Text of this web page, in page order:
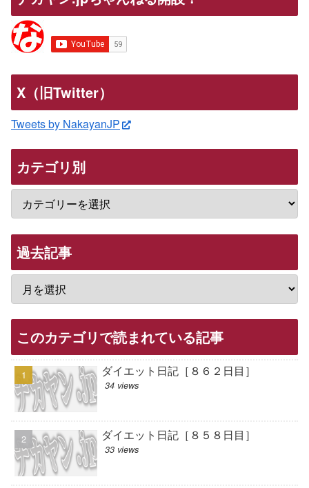
X（旧Twitter）
Tweets by NakayanJP
カテゴリ別
過去記事
このカテゴリで読まれている記事
ダイエット日記［８６２日目］
34 views
ダイエット日記［８５８日目］
33 views